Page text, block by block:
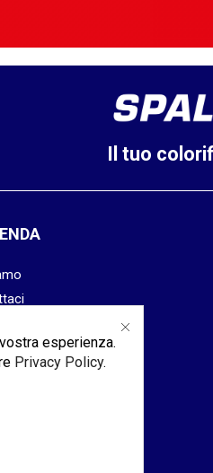
Il tuo
& Condizioni
esperienza.
Privacy Policy.